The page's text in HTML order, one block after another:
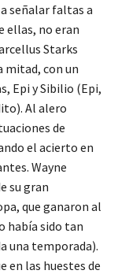
señalar faltas a
ellas, no eran
Starks
mitad, con un
Epi y Sibilio (Epi,
Al alero
de
el acierto en
Wayne
su gran
que ganaron al
había sido tan
una temporada).
en las huestes de